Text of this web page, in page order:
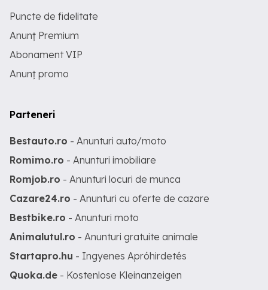
Puncte de fidelitate
Anunț Premium
Abonament VIP
Anunț promo
Parteneri
Bestauto.ro - Anunturi auto/moto
Romimo.ro - Anunturi imobiliare
Romjob.ro - Anunturi locuri de munca
Cazare24.ro - Anunturi cu oferte de cazare
Bestbike.ro - Anunturi moto
Animalutul.ro - Anunturi gratuite animale
Startapro.hu - Ingyenes Apróhirdetés
Quoka.de - Kostenlose Kleinanzeigen